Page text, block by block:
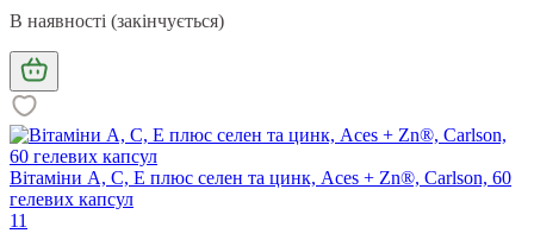
В наявності (закінчується)
Вітаміни А, С, Е плюс селен та цинк, Aces + Zn®, Carlson, 60
гелевих капсул
11